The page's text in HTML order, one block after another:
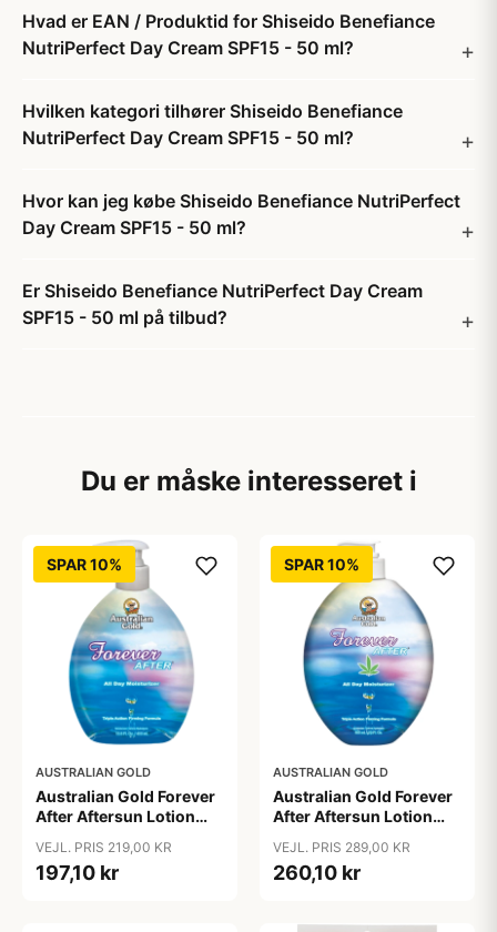
Hvad er EAN / Produktid for Shiseido Benefiance
NutriPerfect Day Cream SPF15 - 50 ml?
Hvilken kategori tilhører Shiseido Benefiance
NutriPerfect Day Cream SPF15 - 50 ml?
Hvor kan jeg købe Shiseido Benefiance NutriPerfect
Day Cream SPF15 - 50 ml?
Er Shiseido Benefiance NutriPerfect Day Cream
SPF15 - 50 ml på tilbud?
Du er måske interesseret i
SPAR 10%
AUSTRALIAN GOLD
Australian Gold Forever
After Aftersun Lotion
VEJL. PRIS 219,00 KR
197,10 kr
SPAR 10%
AUSTRALIAN GOLD
Australian Gold Forever
After Aftersun Lotion
VEJL. PRIS 289,00 KR
260,10 kr